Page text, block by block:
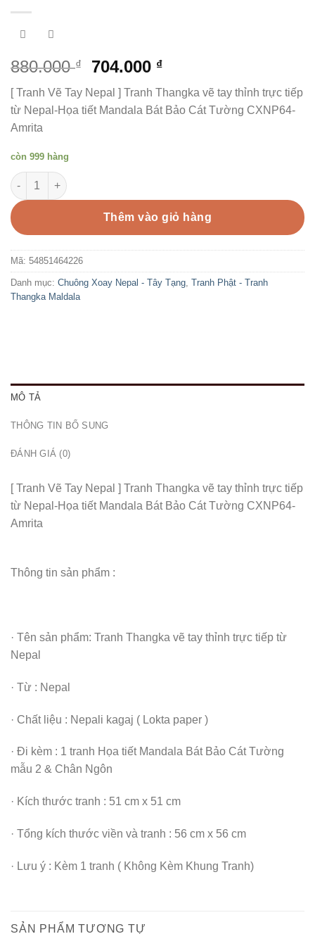
880.000₫ 704.000 ₫
[ Tranh Vẽ Tay Nepal ] Tranh Thangka vẽ tay thỉnh trực tiếp
từ Nepal-Họa tiết Mandala Bát Bảo Cát Tường CXNP64-
Amrita
còn 999 hàng
[ Tranh Vẽ Tay Nepal ] Tranh Thangka vẽ tay thỉnh trực tiếp từ
Thêm vào giỏ hàng
Mã: 54851464226
Danh mục: Chuông Xoay Nepal - Tây Tạng Tranh Phật - Tranh
Thangka Maldala
MÔ TẢ
THÔNG TIN BỔ SUNG
ĐÁNH GIÁ (0)
[ Tranh Vẽ Tay Nepal ] Tranh Thangka vẽ tay thỉnh trực tiếp
từ Nepal-Họa tiết Mandala Bát Bảo Cát Tường CXNP64-
Amrita
Thông tin sản phẩm :
· Tên sản phẩm: Tranh Thangka vẽ tay thỉnh trực tiếp từ
Nepal
· Từ : Nepal
· Chất liệu : Nepali kagaj ( Lokta paper )
· Đi kèm : 1 tranh Họa tiết Mandala Bát Bảo Cát Tường
mẫu 2 & Chân Ngôn
· Kích thước tranh : 51 cm x 51 cm
· Tổng kích thước viền và tranh : 56 cm x 56 cm
· Lưu ý : Kèm 1 tranh ( Không Kèm Khung Tranh)
SẢN PHẨM TƯƠNG TỰ